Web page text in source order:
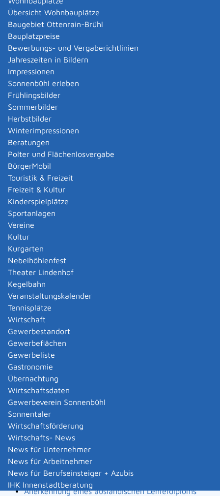
Übersicht Wohnbauplätze
Baugebiet Ottenrain-Brühl
Bauplatzpreise
Bewerbungs- und Vergaberichtlinien
Jahreszeiten in Bildern
Impressionen
Sonnenbühl erleben
Frühlingsbilder
Sommerbilder
Herbstbilder
Winterimpressionen
Beratungen
Polter und Flächenlosvergabe
BürgerMobil
Touristik & Freizeit
Freizeit & Kultur
Kinderspielplätze
Sportanlagen
Vereine
Kultur
Kurgarten
Nebelhöhlenfest
Theater Lindenhof
Kegelbahn
Veranstaltungskalender
Tennisplätze
Wirtschaft
Gewerbestandort
Gewerbeflächen
Gewerbeliste
Gastronomie
Übernachtung
Wirtschaftsdaten
Gewerbeverein Sonnenbühl
Sonnentaler
Wirtschaftsförderung
Wirtschafts- News
News für Unternehmer
News für Arbeitnehmer
News für Berufseinsteiger + Azubis
IHK Innenstadtberatung
ausländischen Hochschulen führen
Akteneinsicht in und außerhalb von
Verwaltungsverfahren beantragen
Allgemein bildende Schulen - zur Abendrealschule
anmelden
Als berechtigte Person Fahrzeugregisterauskunft
(Halterauskunft) beantragen
Als Servicedienstleisterin oder Servicedienstleister
im Rahmen der Geldwäscheaufsicht registrieren
Altenpfleger, Arbeitserzieher, Haus- und
Familienpfleger, Heilerziehungsassistent,
Heilpädagoge, Jugend- und Heimerzieher,
Sozialarbeiter, Sozialpädagoge mit ausländischer
Berufsausbildung – Erlaubnis zur Führung der
Berufsbezeichnung beantragen
Altersrente - Rente bei vorzeitigem Eintritt in den
Ruhestand beantragen
Altersrente für besonders langjährig Versicherte
beantragen
Altersrente für schwerbehinderte Menschen
beantragen
Amtliche Meldebestätigung ausstellen
Andere Strafanzeige stellen
Änderung bezüglich des Betriebs gentechnischer
Anlagen mitteilen
Änderung der Gemeinschaftslizenz beantragen
Änderung des Entwicklungsziels einer Ökokonto-
Maßnahme beantragen
Änderung des Wohnsitzes innerhalb derselben
Stadt oder Gemeinde melden
Änderung nach Beantragung oder bei Bezug von
Bürgergeld mitteilen
Änderung persönlicher Daten der Hochschule
mitteilen
Änderungen an die Krankenkasse melden
Anerkennung als gemeinnützige Stiftung
beantragen
Anerkennung als Pharmaberater beantragen
Anerkennung als Prüf-, Zertifizierung- oder
Überwachungsstelle (PÜZ-Stelle) nach
Landesbauordnung
Anerkennung eines ausländischen Lehrerdiploms